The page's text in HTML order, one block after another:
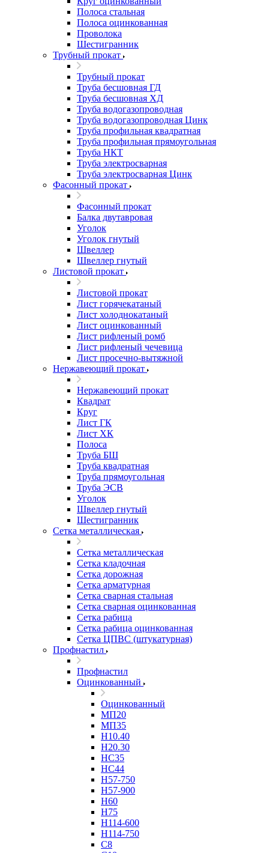
Полоса стальная
Полоса оцинкованная
Проволока
Шестигранник
Трубный прокат
Трубный прокат
Труба бесшовная ГД
Труба бесшовная ХД
Труба водогазопроводная
Труба водогазопроводная Цинк
Труба профильная квадратная
Труба профильная прямоугольная
Труба НКТ
Труба электросварная
Труба электросварная Цинк
Фасонный прокат
Фасонный прокат
Балка двутавровая
Уголок
Уголок гнутый
Швеллер
Швеллер гнутый
Листовой прокат
Листовой прокат
Лист горячекатаный
Лист холоднокатаный
Лист оцинкованный
Лист рифленый ромб
Лист рифленый чечевица
Лист просечно-вытяжной
Нержавеющий прокат
Нержавеющий прокат
Квадрат
Круг
Лист ГК
Лист ХК
Полоса
Труба БШ
Труба квадратная
Труба прямоугольная
Труба ЭСВ
Уголок
Швеллер гнутый
Шестигранник
Сетка металлическая
Сетка металлическая
Сетка кладочная
Сетка дорожная
Сетка арматурная
Сетка сварная стальная
Сетка сварная оцинкованная
Сетка рабица
Сетка рабица оцинкованная
Сетка ЦПВС (штукатурная)
Профнастил
Профнастил
Оцинкованный
Оцинкованный
МП20
МП35
Н10.40
Н20.30
НС35
НС44
Н57-750
Н57-900
Н60
Н75
Н114-600
Н114-750
С8